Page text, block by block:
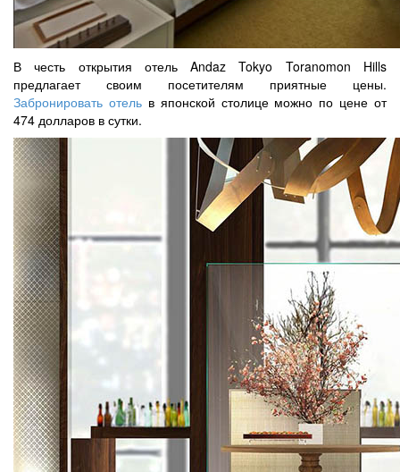
В честь открытия отель Andaz Tokyo Toranomon Hills
предлагает своим посетителям приятные цены.
Забронировать отельв японской столице можно по цене от
474 долларов в сутки.